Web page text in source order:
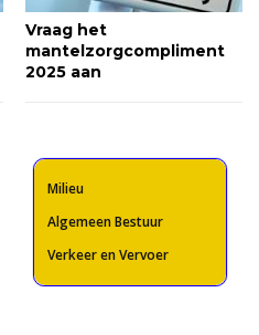
Vraag het
mantelzorgcompliment
2025 aan
Milieu
Algemeen Bestuur
Verkeer en Vervoer